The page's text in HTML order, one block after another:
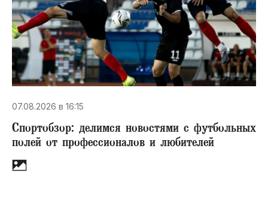
07.08.2026 в 16:15
Спортобзор: делимся новостями с футбольных
полей от профессионалов и любителей